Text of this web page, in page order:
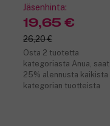
Jäsenhinta:
19,65 €
26,20 €
Osta 2 tuotetta
kategoriasta Anua, saat
25% alennusta kaikista
kategorian tuotteista